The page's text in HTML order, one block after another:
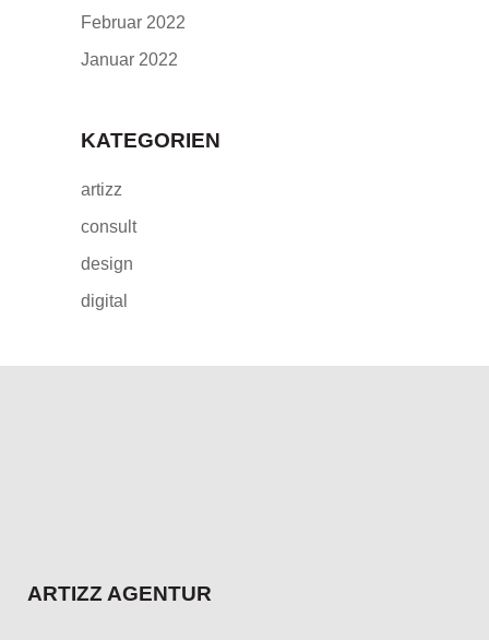
Februar 2022
Januar 2022
KATEGORIEN
artizz
consult
design
digital
ARTIZZ AGENTUR